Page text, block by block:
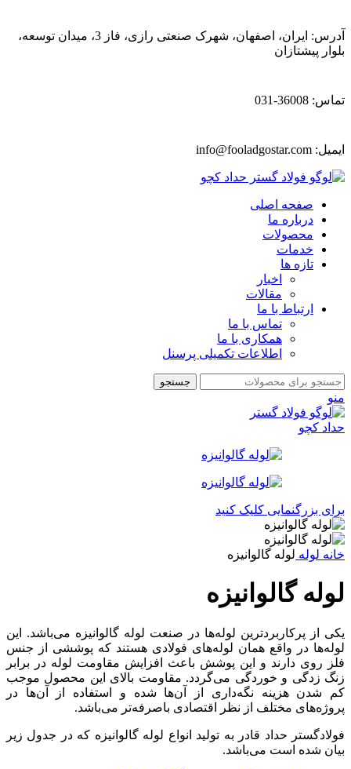
آدرس: ایران، اصفهان، شهرک صنعتی رازی، فاز 3، میدان توسعه،
بلوار پیشتازان
تماس: 36008-031
ایمیل: info@fooladgostar.com
صفحه اصلی
درباره ما
محصولات
خدمات
تازه ها
اخبار
مقالات
ارتباط با ما
تماس با ما
همکاری با ما
اطلاعات تکمیلی پرسنل
جستجو
منو
برای بزرگنمایی کلیک کنید
خانه لوله لوله گالوانیزه
لوله گالوانیزه
یکی از پرکاربردترین لوله‌ها در صنعت لوله گالوانیزه می‌باشد. این
لوله‌ها در واقع همان لوله‌های فولادی هستند که پوششی از جنس
فلز روی دارند و این پوشش باعث افزایش مقاومت لوله در برابر
زنگ زدگی و خوردگی می‌گردد. مقاومت بالای این محصول موجب
کم شدن هزینه نگه‌داری از آن‌ها شده و استفاده از آن‌ها در
پروژه‌های مختلف از نظر اقتصادی باصرفه‌تر می‌باشد.
فولاد‌گستر حداد قادر به تولید انواع لوله گالوانیزه که در جدول زیر
بیان شده است می‌باشد.